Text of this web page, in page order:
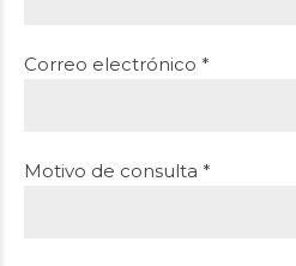
Correo electrónico *
Motivo de consulta *